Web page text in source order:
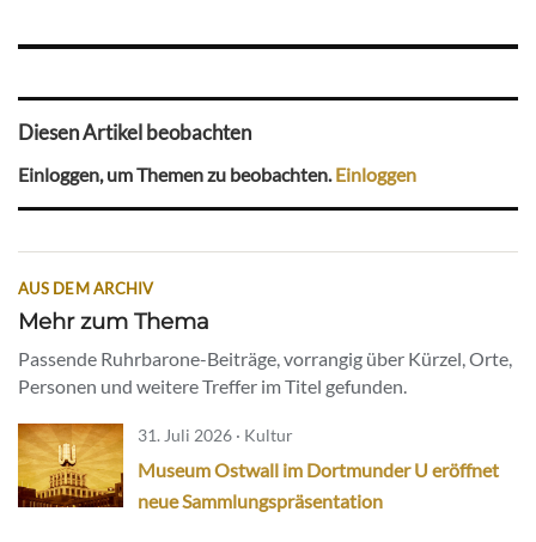
Diesen Artikel beobachten
Einloggen, um Themen zu beobachten.Einloggen
AUS DEM ARCHIV
Mehr zum Thema
Passende Ruhrbarone-Beiträge, vorrangig über Kürzel, Orte,
Personen und weitere Treffer im Titel gefunden.
31. Juli 2026 · Kultur
Museum Ostwall im Dortmunder U eröffnet
neue Sammlungspräsentation